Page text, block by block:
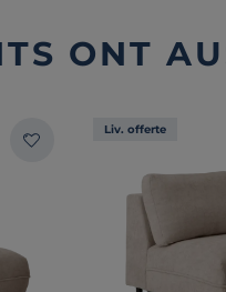
ONT
Liv. offerte